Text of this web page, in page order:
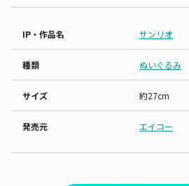
IP・作品名 サンリオ
種類 ぬいぐるみ
サイズ 約27cm
発売元 エイコー